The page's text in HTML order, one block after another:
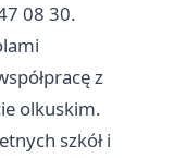
08 30.
z
olkuskim.
szkół i